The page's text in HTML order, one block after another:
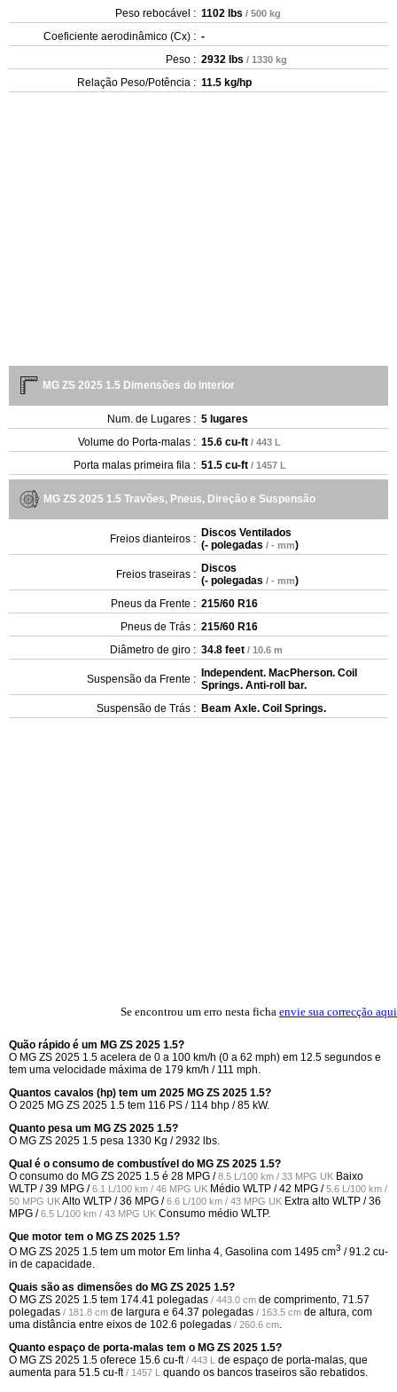
Peso rebocável : 1102 lbs / 500 kg
Coeficiente aerodinâmico (Cx) : -
Peso : 2932 lbs / 1330 kg
Relação Peso/Potência : 11.5 kg/hp
MG ZS 2025 1.5 Dimensões do interior
Num. de Lugares : 5 lugares
Volume do Porta-malas : 15.6 cu-ft / 443 L
Porta malas primeira fila : 51.5 cu-ft / 1457 L
MG ZS 2025 1.5 Travões, Pneus, Direção e Suspensão
Freios dianteiros : Discos Ventilados
(- polegadas / - mm)
Freios traseiras : Discos
(- polegadas / - mm)
Pneus da Frente : 215/60 R16
Pneus de Trás : 215/60 R16
Diâmetro de giro : 34.8 feet / 10.6 m
Suspensão da Frente : Independent. MacPherson. Coil
Springs. Anti-roll bar.
Suspensão de Trás : Beam Axle. Coil Springs.
Se encontrou um erro nesta ficha envie sua correcção aqui
Quão rápido é um MG ZS 2025 1.5?
O MG ZS 2025 1.5 acelera de 0 a 100 km/h (0 a 62 mph) em 12.5 segundos e
tem uma velocidade máxima de 179 km/h / 111 mph.
Quantos cavalos (hp) tem um 2025 MG ZS 2025 1.5?
O 2025 MG ZS 2025 1.5 tem 116 PS / 114 bhp / 85 kW.
Quanto pesa um MG ZS 2025 1.5?
O MG ZS 2025 1.5 pesa 1330 Kg / 2932 lbs.
Qual é o consumo de combustível do MG ZS 2025 1.5?
O consumo do MG ZS 2025 1.5 é 28 MPG /8.5 L/100 km / 33 MPG UK Baixo
WLTP /39 MPG /6.1 L/100 km / 46 MPG UK Médio WLTP /42 MPG /5.6 L/100 km /
50 MPG UKAlto WLTP /36 MPG /6.6 L/100 km / 43 MPG UK Extra alto WLTP /36
MPG /6.5 L/100 km / 43 MPG UK Consumo médio WLTP.
Que motor tem o MG ZS 2025 1.5?
O MG ZS 2025 1.5 tem um motor Em linha 4, Gasolina com 1495 cm3 / 91.2 cu-
in de capacidade.
Quais são as dimensões do MG ZS 2025 1.5?
O MG ZS 2025 1.5 tem 174.41 polegadas / 443.0 cm de comprimento, 71.57
polegadas / 181.8 cm de largura e 64.37 polegadas / 163.5 cm de altura, com
uma distância entre eixos de 102.6 polegadas / 260.6 cm
Quanto espaço de porta-malas tem o MG ZS 2025 1.5?
O MG ZS 2025 1.5 oferece 15.6 cu-ft / 443 L de espaço de porta-malas, que
aumenta para 51.5 cu-ft / 1457 L quando os bancos traseiros são rebatidos.